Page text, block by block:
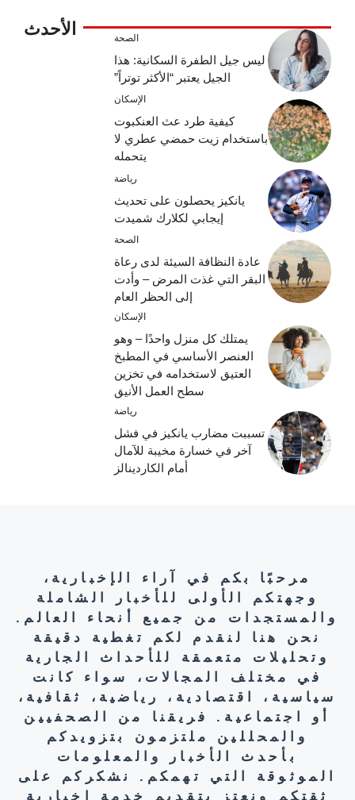
الأحدث الصحة
ليس جيل الطفرة السكانية: هذا
الجيل يعتبر “الأكثر توتراً”
الإسكان
كيفية طرد عث العنكبوت
باستخدام زيت حمضي عطري لا
يتحمله
رياضة
يانكيز يحصلون على تحديث
إيجابي لكلارك شميدت
الصحة
عادة النظافة السيئة لدى رعاة
البقر التي غذت المرض – وأدت
إلى الحظر العام
الإسكان
يمتلك كل منزل واحدًا – وهو
العنصر الأساسي في المطبخ
العتيق لاستخدامه في تخزين
سطح العمل الأنيق
رياضة
تسببت مضارب يانكيز في فشل
آخر في خسارة مخيبة للآمال
أمام الكاردينالز
مرحبًا بكم في آراء الإخبارية،
وجهتكم الأولى للأخبار الشاملة
والمستجدات من جميع أنحاء العالم.
نحن هنا لنقدم لكم تغطية دقيقة
وتحليلات متعمقة للأحداث الجارية
في مختلف المجالات، سواء كانت
سياسية، اقتصادية، رياضية، ثقافية،
أو اجتماعية. فريقنا من الصحفيين
والمحللين ملتزمون بتزويدكم
بأحدث الأخبار والمعلومات
الموثوقة التي تهمكم. نشكركم على
ثقتكم ونعتز بتقديم خدمة إخبارية